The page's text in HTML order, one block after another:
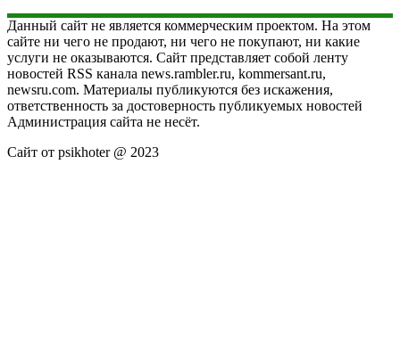
Данный сайт не является коммерческим проектом. На этом
сайте ни чего не продают, ни чего не покупают, ни какие
услуги не оказываются. Сайт представляет собой ленту
новостей RSS канала news.rambler.ru, kommersant.ru,
newsru.com. Материалы публикуются без искажения,
ответственность за достоверность публикуемых новостей
Администрация сайта не несёт.
Сайт от psikhoter @ 2023